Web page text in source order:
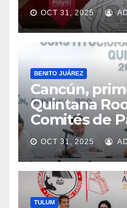
OCT 31, 2025
BENITO JUÁREZ
Cancún,
Quintana
Comités de
OCT 31, 2025
TULUM